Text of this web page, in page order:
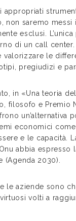
appropriati
non saremo messi
esclusi. L’unica
di un call center.
le
pregiudizi e
in «Una teoria
filosofo e Premio
un’alternativa
economici come
e le capacità.
abbia espresso
2030).
le aziende sono
volti a